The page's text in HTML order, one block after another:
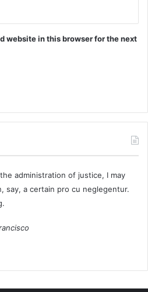
website in this browser for the next
administration of justice, I may
say, a certain pro cu neglegentur.